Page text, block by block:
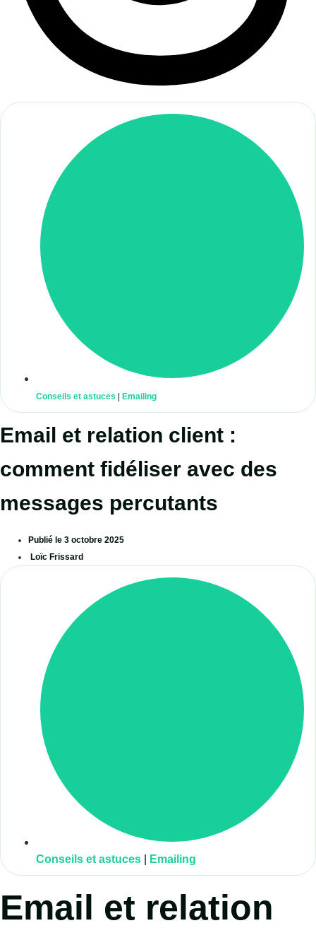
Conseils et astuces Emailing
Email et relation client :
comment fidéliser avec des
messages percutants
Publié le 3 octobre 2025
Conseils et astuces Emailing
Email et relation